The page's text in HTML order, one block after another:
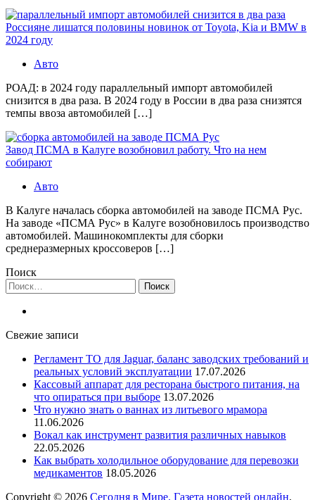
Россияне лишатся половины новинок от Toyota, Kia и BMW в
2024 году
Авто
РОАД: в 2024 году параллельный импорт автомобилей
снизится в два раза. В 2024 году в России в два раза снизятся
темпы ввоза автомобилей […]
Завод ПСМА в Калуге возобновил работу. Что на нем
собирают
Авто
В Калуге началась сборка автомобилей на заводе ПСМА Рус.
На заводе «ПСМА Рус» в Калуге возобновилось производство
автомобилей. Машинокомплекты для сборки
среднеразмерных кроссоверов […]
Поиск
Найти:
Свежие записи
Регламент ТО для Jaguar, баланс заводских требований и
реальных условий эксплуатации 17.07.2026
Кассовый аппарат для ресторана быстрого питания, на
что опираться при выборе 13.07.2026
Что нужно знать о ваннах из литьевого мрамора
11.06.2026
Вокал как инструмент развития различных навыков
22.05.2026
Как выбрать холодильное оборудование для перевозки
медикаментов 18.05.2026
Copyright © 2026 Сегодня в Мире. Газета новостей онлайн.